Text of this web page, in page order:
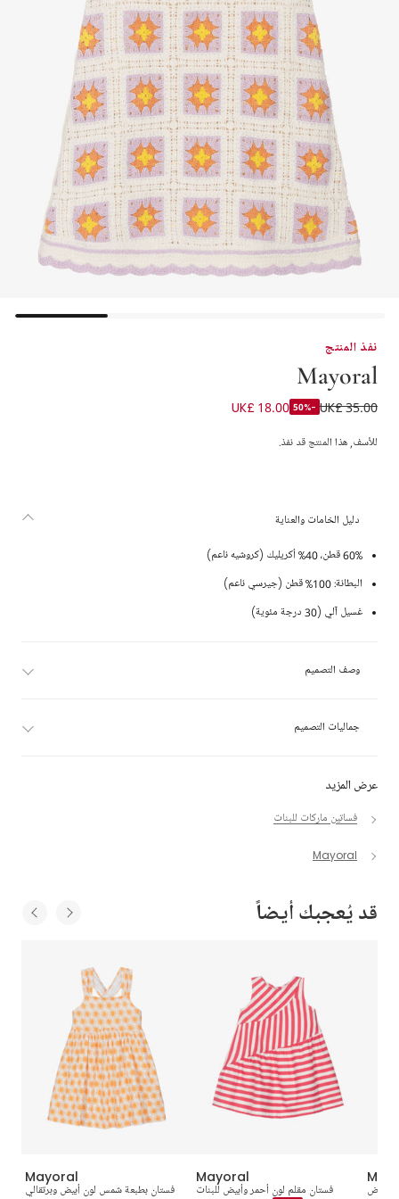
نفذ المنتج
Mayoral
فستان كروشيه لون برتقالي وليلكي للبنات
UK£ 35.00
-50%
UK£ 18.00
للأسف, هذا المنتج قد نفذ.
عرض المزيد
فساتين ماركات للبنات
Mayoral
دليل الخامات والعناية
60% قطن، 40% أكريليك (كروشيه ناعم)
البطانة: 100% قطن (جيرسي ناعم)
غسيل آلي (30 درجة مئوية)
وصف التصميم
جماليات التصميم
قد يُعجبك أيضاً
Mayoral
فستان بطبعة شمس لون أبيض وبرتقالي
Mayoral
فستان مقلم لون أحمر وأبيض للبنات
أبيض